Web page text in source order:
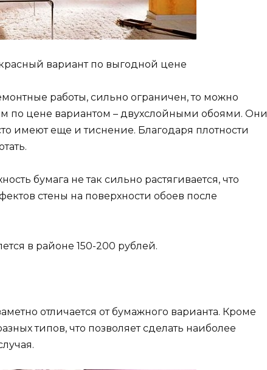
вариант по выгодной цене
работы, сильно ограничен, то можно
по цене вариантом – двухслойными обоями. Они
имеют еще и тиснение. Благодаря плотности
бумага не так сильно растягивается, что
стены на поверхности обоев после
в районе 150-200 рублей.
отличается от бумажного варианта. Кроме
типов, что позволяет сделать наиболее